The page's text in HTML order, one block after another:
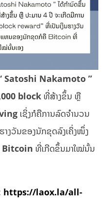
Satoshi Nakamoto ”
block ທີ່ສ້າງຂຶ້ນ ຫຼື
ເຊິ່ງກໍຄືການລົດຈຳນວນ
າງວັນຂອງນັກຂຸດລົງເຄິ່ງໜຶ່ງ
Bitcoin ທີ່ເກີດຂຶ້ນມາໃໝ່ນັ້ນ
https://laox.la/all-